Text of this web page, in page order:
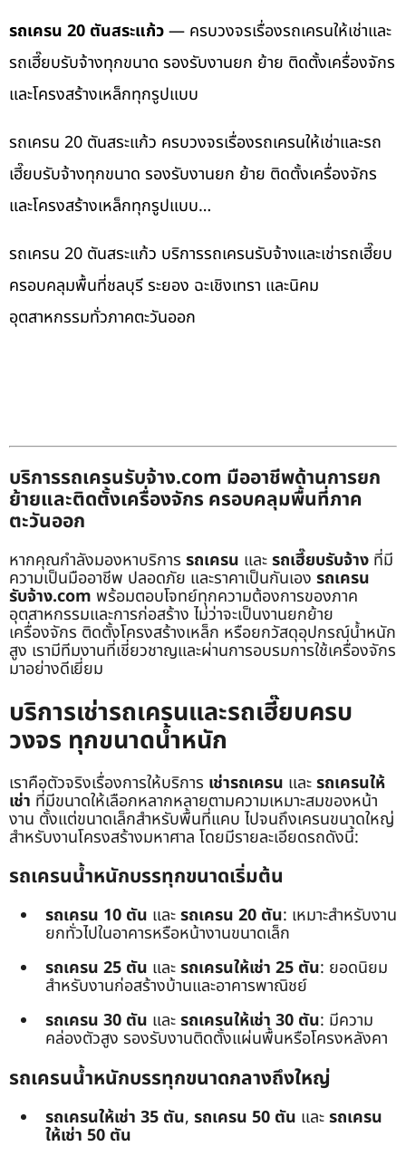
รถเครน 20 ตันสระแก้ว— ครบวงจรเรื่องรถเครนให้เช่าและ
รถเฮี๊ยบรับจ้างทุกขนาด รองรับงานยก ย้าย ติดตั้งเครื่องจักร
และโครงสร้างเหล็กทุกรูปแบบ
รถเครน 20 ตันสระแก้ว ครบวงจรเรื่องรถเครนให้เช่าและรถ
เฮี๊ยบรับจ้างทุกขนาด รองรับงานยก ย้าย ติดตั้งเครื่องจักร
และโครงสร้างเหล็กทุกรูปแบบ…
รถเครน 20 ตันสระแก้ว บริการรถเครนรับจ้างและเช่ารถเฮี๊ยบ
ครอบคลุมพื้นที่ชลบุรี ระยอง ฉะเชิงเทรา และนิคม
อุตสาหกรรมทั่วภาคตะวันออก
บริการรถเครนรับจ้าง.com มืออาชีพด้านการยก
ย้ายและติดตั้งเครื่องจักร ครอบคลุมพื้นที่ภาค
ตะวันออก
หากคุณกำลังมองหาบริการ รถเครน และรถเฮี๊ยบรับจ้าง ที่มี
ความเป็นมืออาชีพ ปลอดภัย และราคาเป็นกันเอง รถเครน
รับจ้าง.com พร้อมตอบโจทย์ทุกความต้องการของภาค
อุตสาหกรรมและการก่อสร้าง ไม่ว่าจะเป็นงานยกย้าย
เครื่องจักร ติดตั้งโครงสร้างเหล็ก หรือยกวัสดุอุปกรณ์น้ำหนัก
สูง เรามีทีมงานที่เชี่ยวชาญและผ่านการอบรมการใช้เครื่องจักร
มาอย่างดีเยี่ยม
บริการเช่ารถเครนและรถเฮี๊ยบครบ
วงจร ทุกขนาดน้ำหนัก
เราคือตัวจริงเรื่องการให้บริการ เช่ารถเครน และรถเครนให้
เช่า ที่มีขนาดให้เลือกหลากหลายตามความเหมาะสมของหน้า
งาน ตั้งแต่ขนาดเล็กสำหรับพื้นที่แคบ ไปจนถึงเครนขนาดใหญ่
สำหรับงานโครงสร้างมหาศาล โดยมีรายละเอียดรถดังนี้:
รถเครนน้ำหนักบรรทุกขนาดเริ่มต้น
รถเครน 10 ตัน และรถเครน 20 ตัน: เหมาะสำหรับงาน
ยกทั่วไปในอาคารหรือหน้างานขนาดเล็ก
รถเครน 25 ตัน และรถเครนให้เช่า 25 ตัน: ยอดนิยม
สำหรับงานก่อสร้างบ้านและอาคารพาณิชย์
รถเครน 30 ตัน และรถเครนให้เช่า 30 ตัน: มีความ
คล่องตัวสูง รองรับงานติดตั้งแผ่นพื้นหรือโครงหลังคา
รถเครนน้ำหนักบรรทุกขนาดกลางถึงใหญ่
รถเครนให้เช่า 35 ตัน, รถเครน 50 ตัน และรถเครน
ให้เช่า 50 ตัน